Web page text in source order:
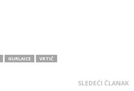
GURLAICE VRTIĆ
SLEDEĆI ČLANAK